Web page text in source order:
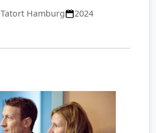
Tatort Hamburg 2024